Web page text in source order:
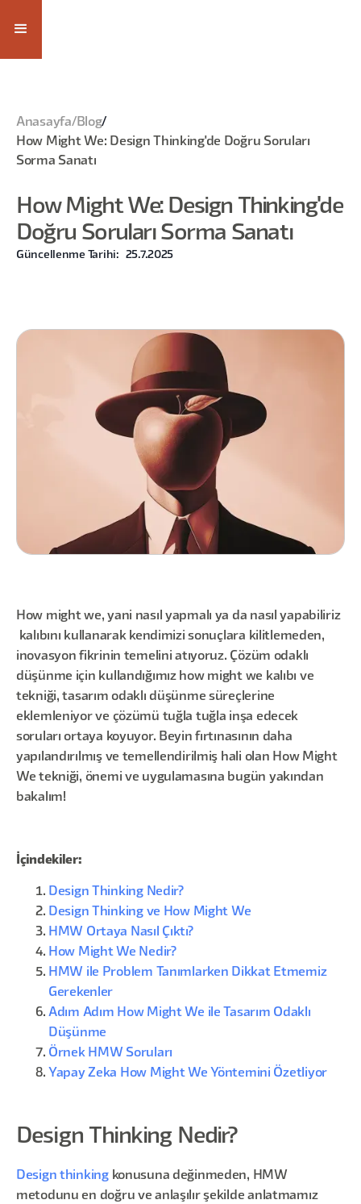
Anasayfa/ Blog/
How Might We: Design Thinking'de Doğru Soruları
Sorma Sanatı
How Might We: Design Thinking'de
Doğru Soruları Sorma Sanatı
Güncellenme Tarihi: 25.7.2025
How might we, yani nasıl yapmalı ya da nasıl yapabiliriz
kalıbını kullanarak kendimizi sonuçlara kilitlemeden,
inovasyon fikrinin temelini atıyoruz. Çözüm odaklı
düşünme için kullandığımız how might we kalıbı ve
tekniği, tasarım odaklı düşünme süreçlerine
eklemleniyor ve çözümü tuğla tuğla inşa edecek
soruları ortaya koyuyor. Beyin fırtınasının daha
yapılandırılmış ve temellendirilmiş hali olan How Might
We tekniği, önemi ve uygulamasına bugün yakından
bakalım!
İçindekiler:
Design Thinking Nedir?
Design Thinking ve How Might We
HMW Ortaya Nasıl Çıktı?
How Might We Nedir?
HMW ile Problem Tanımlarken Dikkat Etmemiz
Gerekenler
Adım Adım How Might We ile Tasarım Odaklı
Düşünme
Örnek HMW Soruları
Yapay Zeka How Might We Yöntemini Özetliyor
Design Thinking Nedir?
Design thinkingkonusuna değinmeden, HMW
metodunu en doğru ve anlaşılır şekilde anlatmamız